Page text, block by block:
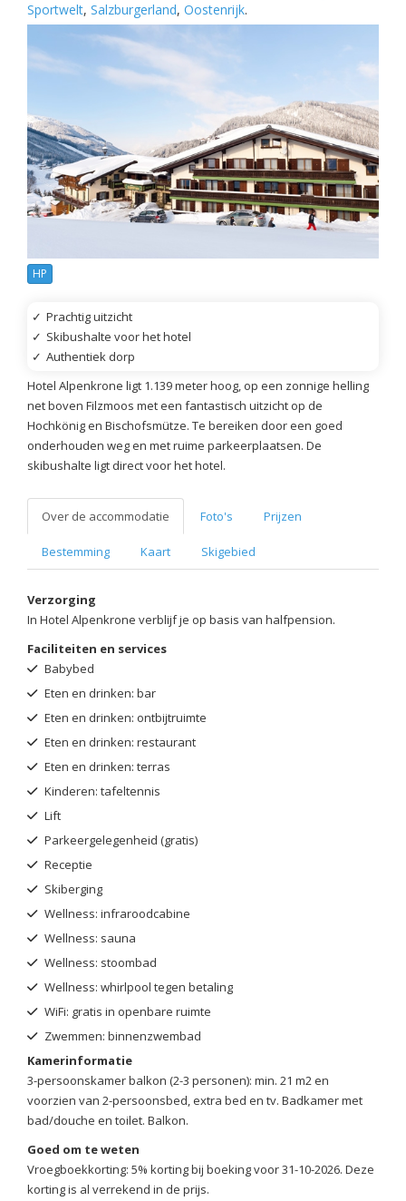
Sportwelt, Salzburgerland, Oostenrijk.
HP
✓ Prachtig uitzicht
✓ Skibushalte voor het hotel
✓ Authentiek dorp
Hotel Alpenkrone ligt 1.139 meter hoog, op een zonnige helling
net boven Filzmoos met een fantastisch uitzicht op de
Hochkönig en Bischofsmütze. Te bereiken door een goed
onderhouden weg en met ruime parkeerplaatsen. De
skibushalte ligt direct voor het hotel.
Over de accommodatie Foto's Prijzen
Bestemming Kaart Skigebied
Verzorging
In Hotel Alpenkrone verblijf je op basis van halfpension.
Faciliteiten en services
Babybed
Eten en drinken: bar
Eten en drinken: ontbijtruimte
Eten en drinken: restaurant
Eten en drinken: terras
Kinderen: tafeltennis
Lift
Parkeergelegenheid (gratis)
Receptie
Skiberging
Wellness: infraroodcabine
Wellness: sauna
Wellness: stoombad
Wellness: whirlpool tegen betaling
WiFi: gratis in openbare ruimte
Zwemmen: binnenzwembad
Kamerinformatie
3-persoonskamer balkon (2-3 personen): min. 21 m2 en
voorzien van 2-persoonsbed, extra bed en tv. Badkamer met
bad/douche en toilet. Balkon.
Goed om te weten
Vroegboekkorting: 5% korting bij boeking voor 31-10-2026. Deze
korting is al verrekend in de prijs.